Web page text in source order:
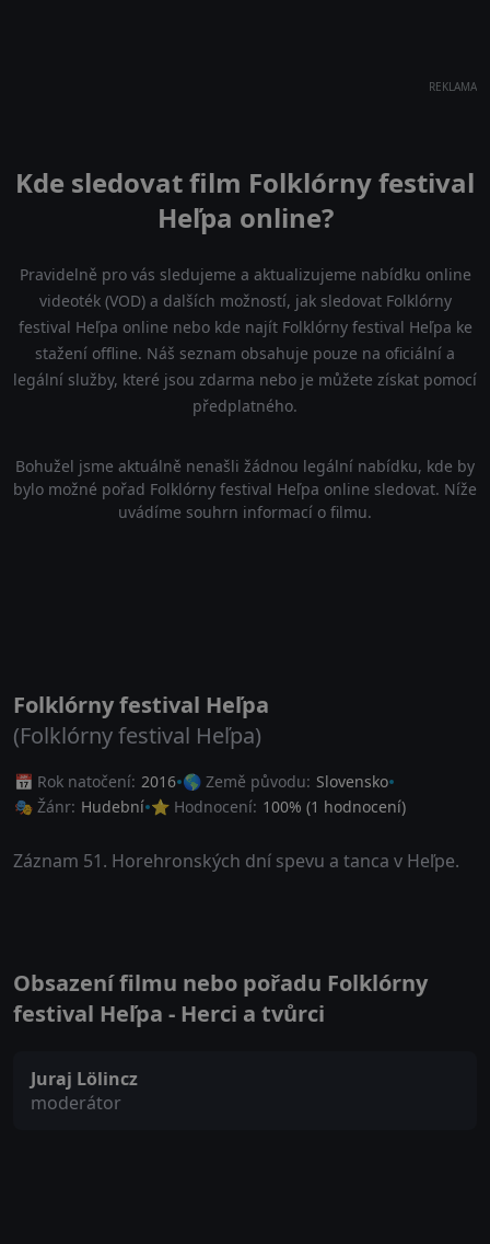
REKLAMA
Kde sledovat film Folklórny festival
Heľpa online?
Pravidelně pro vás sledujeme a aktualizujeme nabídku online
videoték (VOD) a dalších možností, jak sledovat Folklórny
festival Heľpa online nebo kde najít Folklórny festival Heľpa ke
stažení offline. Náš seznam obsahuje pouze na oficiální a
legální služby, které jsou zdarma nebo je můžete získat pomocí
předplatného.
Bohužel jsme aktuálně nenašli žádnou legální nabídku, kde by
bylo možné pořad Folklórny festival Heľpa online sledovat. Níže
uvádíme souhrn informací o filmu.
Folklórny festival Heľpa
(Folklórny festival Heľpa)
📅 Rok natočení: 2016 🌎 Země původu: Slovensko
🎭 Žánr: Hudební ⭐ Hodnocení: 100% (1 hodnocení)
Záznam 51. Horehronských dní spevu a tanca v Heľpe.
Obsazení filmu nebo pořadu Folklórny
festival Heľpa - Herci a tvůrci
Juraj Lölincz
moderátor